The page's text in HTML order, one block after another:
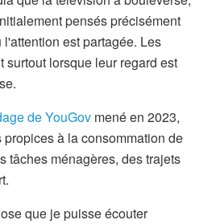
pensés précisément
est partagée. Les
surtout lorsque leur regard est
de YouGov mené en 2023,
à la consommation de
tâches ménagères, des trajets
que je puisse écouter